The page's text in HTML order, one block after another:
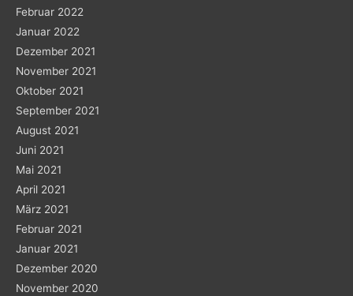
Februar 2022
Januar 2022
Dezember 2021
November 2021
Oktober 2021
September 2021
August 2021
Juni 2021
Mai 2021
April 2021
März 2021
Februar 2021
Januar 2021
Dezember 2020
November 2020